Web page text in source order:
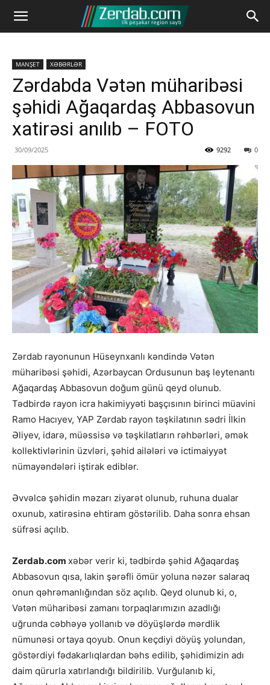
MANŞET XƏBƏRLƏR
Zərdabda Vətən müharibəsi
şəhidi Ağaqardaş Abbasovun
xatirəsi anılıb – FOTO
30/09/2025 0
9292
Zərdab rayonunun Hüseynxanlı kəndində Vətən
müharibəsi şəhidi, Azərbaycan Ordusunun baş leytenantı
Ağaqardaş Abbasovun doğum günü qeyd olunub.
Tədbirdə rayon icra hakimiyyəti başçısının birinci müavini
Ramo Hacıyev, YAP Zərdab rayon təşkilatının sədri İlkin
Əliyev, idarə, müəssisə və təşkilatların rəhbərləri, əmək
kollektivlərinin üzvləri, şəhid ailələri və ictimaiyyət
nümayəndələri iştirak ediblər.
Əvvəlcə şəhidin məzarı ziyarət olunub, ruhuna dualar
oxunub, xatirəsinə ehtiram göstərilib. Daha sonra ehsan
süfrəsi açılıb.
Zerdab.com xəbər verir ki, tədbirdə şəhid Ağaqardaş
Abbasovun qısa, lakin şərəfli ömür yoluna nəzər salaraq
onun qəhrəmanlığından söz açılıb. Qeyd olunub ki, o,
Vətən müharibəsi zamanı torpaqlarımızın azadlığı
uğrunda cəbhəyə yollanıb və döyüşlərdə mərdlik
nümunəsi ortaya qoyub. Onun keçdiyi döyüş yolundan,
göstərdiyi fədakarlıqlardan bəhs edilib, şəhidimizin adı
daim qürurla xatırlandığı bildirilib. Vurğulanıb ki,